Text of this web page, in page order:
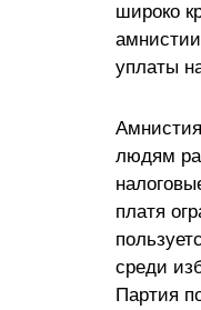
широко
уплаты
людям
платя
среди
Партия